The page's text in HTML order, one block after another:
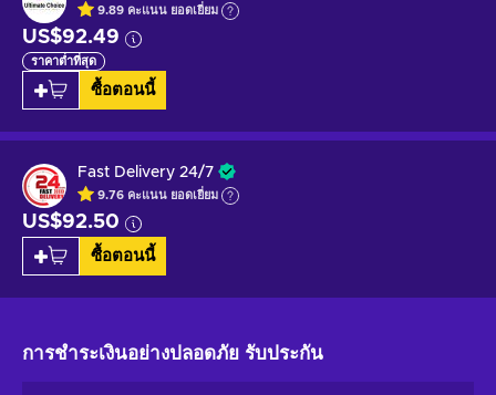
9.89 คะแนน ยอดเยี่ยม
US$92.49
ราคาต่ำที่สุด
ซื้อตอนนี้
Fast Delivery 24/7
9.76 คะแนน ยอดเยี่ยม
US$92.50
ซื้อตอนนี้
การชำระเงินอย่างปลอดภัย รับประกัน